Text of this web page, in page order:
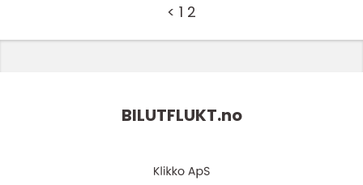
< 1 2
BILUTFLUKT.no